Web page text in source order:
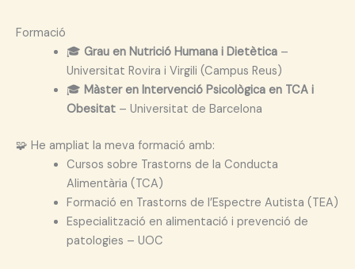
Formació
🎓 Grau en Nutrició Humana i Dietètica–
Universitat Rovira i Virgili (Campus Reus)
🎓 Màster en Intervenció Psicològica en TCA i
Obesitat– Universitat de Barcelona
🧩 He ampliat la meva formació amb:
Cursos sobre Trastorns de la Conducta
Alimentària (TCA)
Formació en Trastorns de l’Espectre Autista (TEA)
Especialització en alimentació i prevenció de
patologies – UOC